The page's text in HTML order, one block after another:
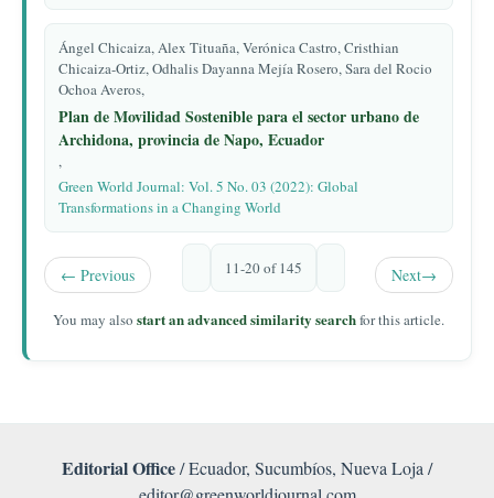
Ángel Chicaiza, Alex Tituaña, Verónica Castro, Cristhian
Chicaiza-Ortiz, Odhalis Dayanna Mejía Rosero, Sara del Rocio
Ochoa Averos,
Plan de Movilidad Sostenible para el sector urbano de
Archidona, provincia de Napo, Ecuador
,
Green World Journal: Vol. 5 No. 03 (2022): Global
Transformations in a Changing World
← Previous 11-20 of 145 Next→
You may also start an advanced similarity searchfor this article.
Editorial Office/ Ecuador, Sucumbíos, Nueva Loja /